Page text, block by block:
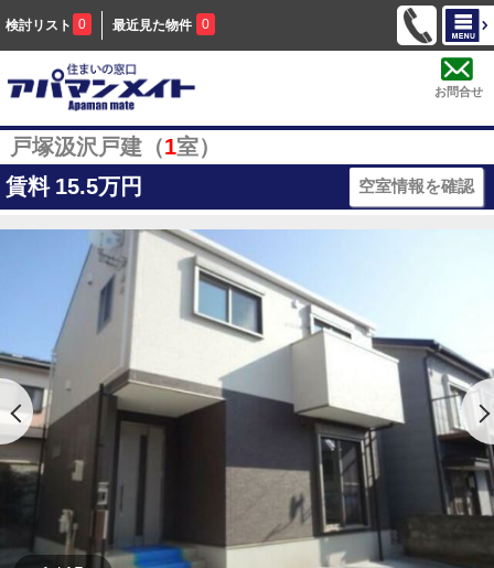
検討リスト 0 最近見た物件 0
お問合せ
戸塚汲沢戸建（1室）
賃料 15.5万円 空室情報を確認